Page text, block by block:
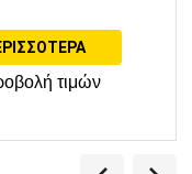
τιμών